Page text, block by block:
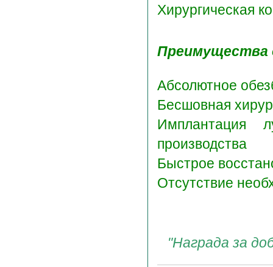
Хирургическая
Преимущества
Абсолютное
Бесшовная
Имплантация
производства
Быстрое
Отсутствие
"Награда за